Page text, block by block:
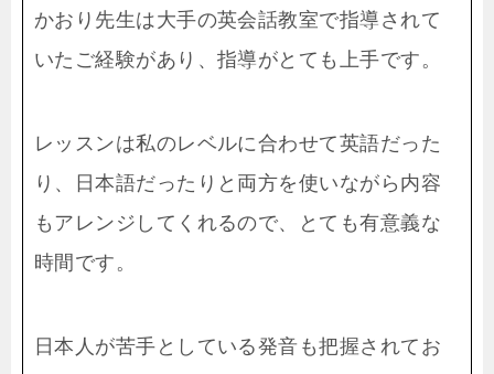
かおり先生は大手の英会話教室で指導されて
いたご経験があり、指導がとても上手です。
レッスンは私のレベルに合わせて英語だった
り、日本語だったりと両方を使いながら内容
もアレンジしてくれるので、とても有意義な
時間です。
日本人が苦手としている発音も把握されてお